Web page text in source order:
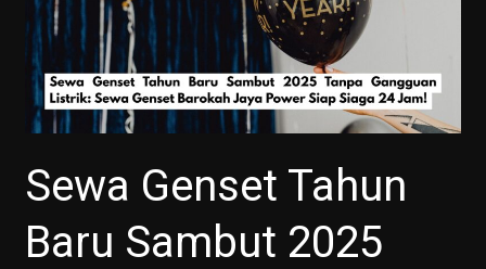
Cocok
untuk
Kebutuhan
Anda
di
Sewa Genset Tahun
Baru Sambut 2025